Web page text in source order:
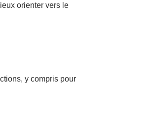
orienter vers le
y compris pour